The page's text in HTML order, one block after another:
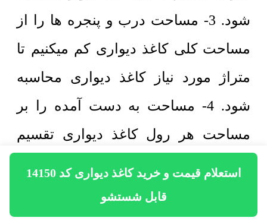
استعلام قیمت و خرید کاغذ دیواری کد 14150
قابل شستشو
شود. 3- مساحت درب و پنجره ها را از
مساحت کلی کاغذ دیواری کم میکنیم تا
متراژ مورد نیاز کاغذ دیواری محاسبه
شود. 4- مساحت به دست آمده را بر
مساحت هر رول کاغذ دیواری تقسیم
شود. 5- برای نصب 4 رول کاغذ دیواری
کد 14150 نیاز به یک سطل چسب